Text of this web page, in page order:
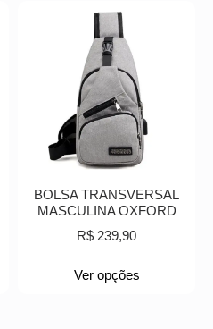
BOLSA TRANSVERSAL
MASCULINA OXFORD
R$ 239,90
Ver opções